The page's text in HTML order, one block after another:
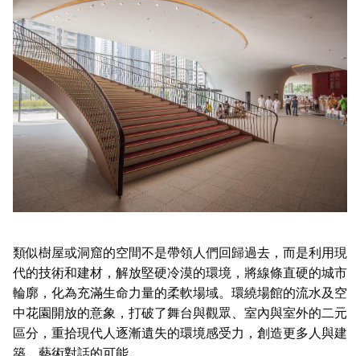
類似樹屋或洞窟的空間不是帶領人們回歸過去，而是利用現
代的技術和建材，解放堅硬冷漠的環境，將線條直硬的城市
輪廓，化為充滿生命力量的柔軟場域。環繞場館的流水及空
中花園開放的意象，打破了舞台與觀眾、室內與室外的二元
區分，重拾現代人逐漸遺失的環境感受力，創造更多人與建
築、藝術對話的可能。